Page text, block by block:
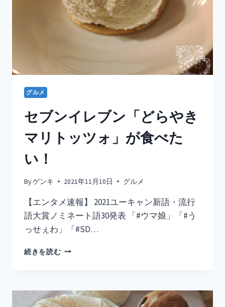
へ
グルメ
セブンイレブン「どらやき
マリトッツォ」が食べた
い！
Byゲンキ 2021年11月10日 グルメ
【エンタメ速報】 2021ユーキャン新語・流⾏
語⼤賞ノミネート語30発表 「#ウマ娘」「#う
っせぇわ」「#SD…
続きを読むセ
レ
ブ